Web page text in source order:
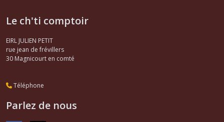
Le ch'ti comptoir
EIRL JULIEN PETIT
rue jean de frévillers
30 Magnicourt en comté
Téléphone
Parlez de nous